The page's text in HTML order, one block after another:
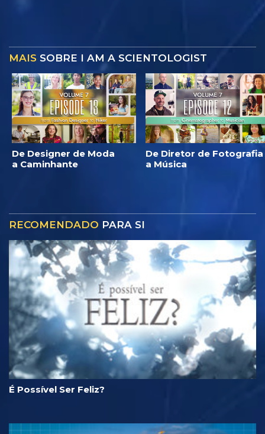
MAIS SOBRE I AM A SCIENTOLOGIST
De Designer de Moda
a Caminhante
De Diretor de Fotografia
a Música
RECOMENDADO PARA SI
É Possível Ser Feliz?